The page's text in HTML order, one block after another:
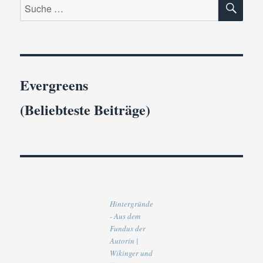
Suche
nach:
Evergreens
(Beliebteste Beiträge)
Hintergründe
- Aus dem
Fundus der
Autorin |
Wikinger und